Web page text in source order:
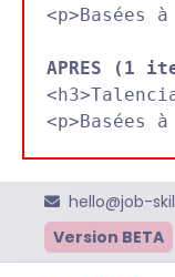
<p>Basées
APRES (1
hello@job-
Version BETA